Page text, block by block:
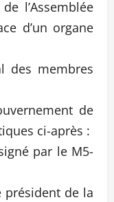
l’Assemblée
d’un organe
des membres
de
ci-après :
par le M5-
président de la